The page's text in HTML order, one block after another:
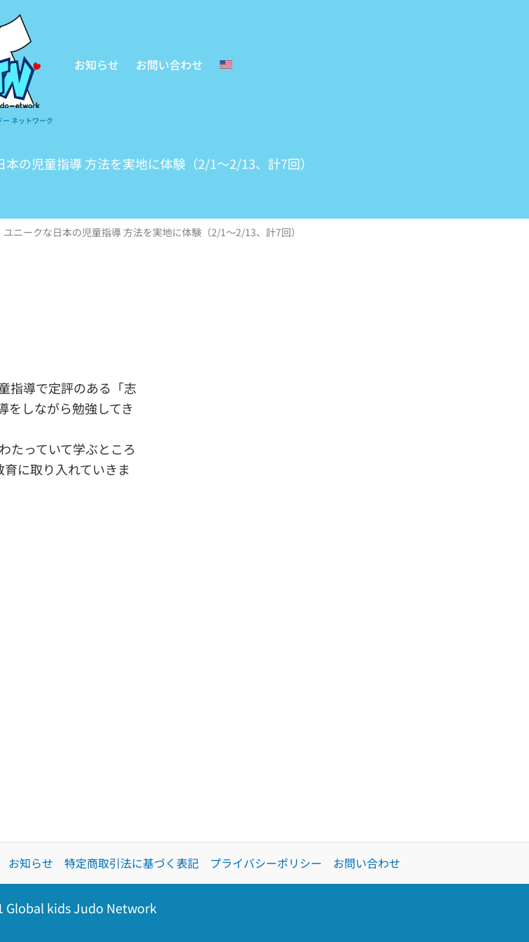
ー ネットワーク
お知らせ お問い合わせ
の児童指導 方法を実地に体験（2/1～2/13、計7回）
ニークな日本の児童指導 方法を実地に体験（2/1～2/13、計7回）
指導で定評のある「志
をしながら勉強してき
たっていて学ぶところ
に取り入れていきま
お知らせ 特定商取引法に基づく表記 プライバシーポリシー お問い合わせ
Global kids Judo Network